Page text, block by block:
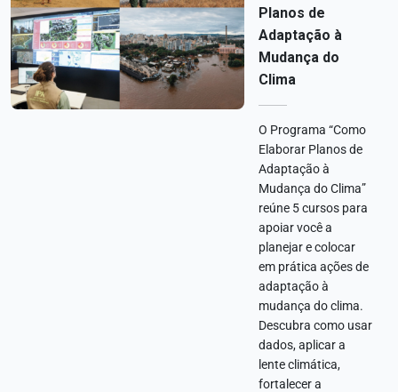
Planos de
Adaptação à
Mudança do
Clima
O Programa “Como
Elaborar Planos de
Adaptação à
Mudança do Clima”
reúne 5 cursos para
apoiar você a
planejar e colocar
em prática ações de
adaptação à
mudança do clima.
Descubra como usar
dados, aplicar a
lente climática,
fortalecer a